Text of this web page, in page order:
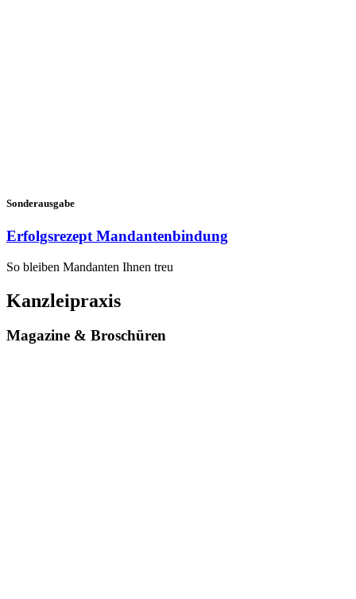
Sonderausgabe
Erfolgsrezept Mandantenbindung
So bleiben Mandanten Ihnen treu
Kanzleipraxis
Magazine & Broschüren